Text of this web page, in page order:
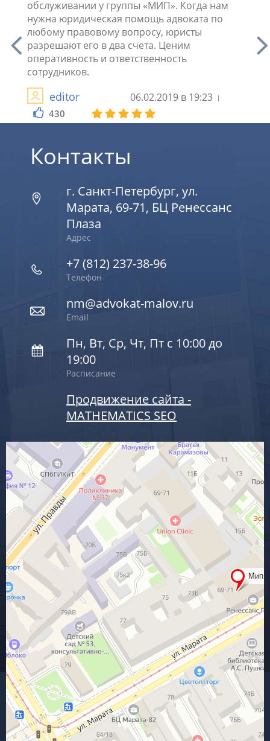
обслуживании у группы «МИП». Когда нам
нужна юридическая помощь адвоката по
любому правовому вопросу, юристы
разрешают его в два счета. Ценим
оперативность и ответственность
сотрудников.
editor 06.02.2019 в 19:23
430
Контакты
г. Санкт-Петербург, ул.
Марата, 69-71, БЦ Ренессанс
Плаза
Адрес
+7 (812) 237-38-96
Телефон
nm@advokat-malov.ru
Email
Пн, Вт, Ср, Чт, Пт с 10:00 до
19:00
Расписание
Продвижение сайта -
MATHEMATICS SEO